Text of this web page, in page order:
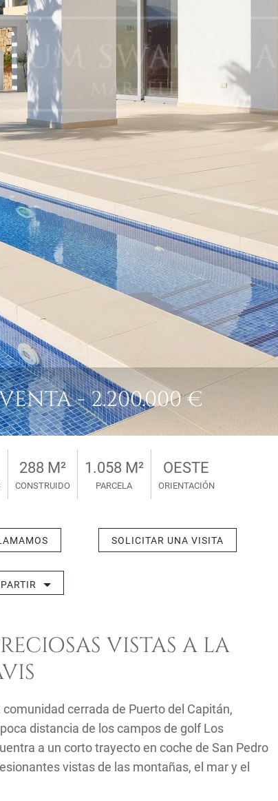
- 2.200.000 €
288 M²
CONSTRUIDO
1.058 M²
PARCELA
OESTE
ORIENTACIÓN
SOLICITAR UNA VISITA
VISTAS A LA
cerrada de Puerto del Capitán,
distancia de los campos de golf Los
a un corto trayecto en coche de San Pedro
vistas de las montañas, el mar y el